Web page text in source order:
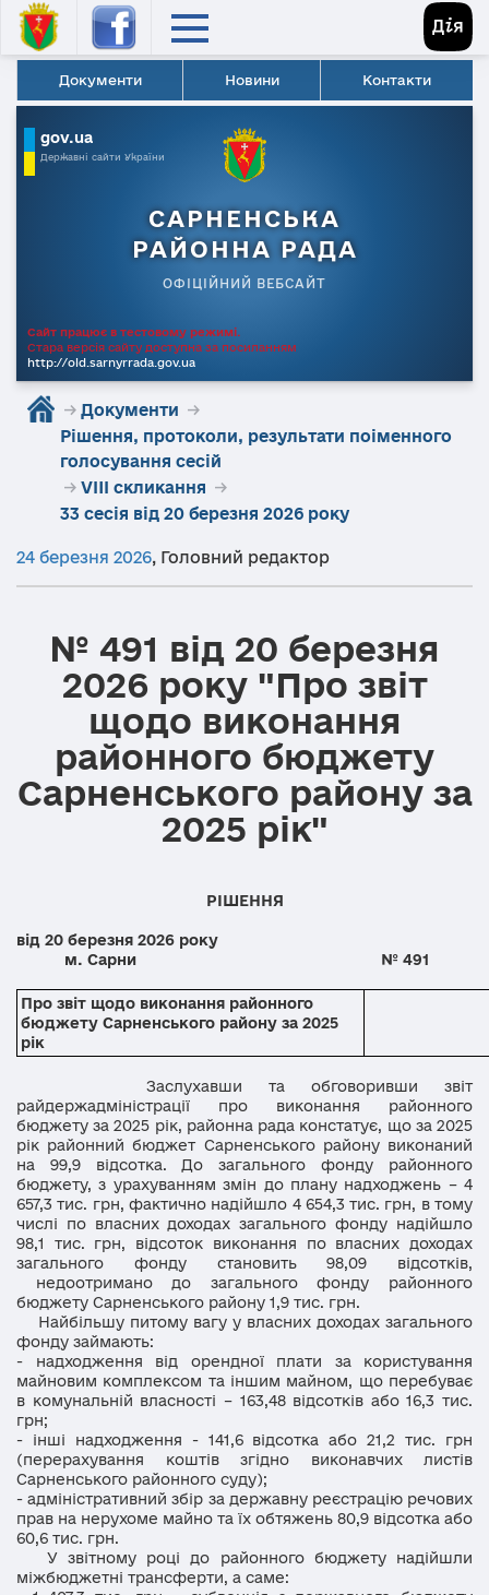
Документи Новини Контакти
gov.ua
Державні сайти України
САРНЕНСЬКА
РАЙОННА РАДА
ОФІЦІЙНИЙ ВЕБСАЙТ
Сайт працює в тестовому режимі.
Стара версія сайту доступна за посиланням
http://old.sarnyrrada.gov.ua
→ Документи →
Рішення, протоколи, результати поіменного
голосування сесій
→ VIII скликання →
33 сесія від 20 березня 2026 року
24 березня 2026, Головний редактор
№ 491 від 20 березня
2026 року "Про звіт
щодо виконання
районного бюджету
Сарненського району за
2025 рік"
РІШЕННЯ
від 20 березня 2026 року
м. Сарни № 491
Про звіт щодо виконання районного
бюджету Сарненського району за 2025
рік
Заслухавши та обговоривши звіт
райдержадміністрації про виконання районного
бюджету за 2025 рік, районна рада констатує, що за 2025
рік районний бюджет Сарненського району виконаний
на 99,9 відсотка. До загального фонду районного
бюджету, з урахуванням змін до плану надходжень – 4
657,3 тис. грн, фактично надійшло 4 654,3 тис. грн, в тому
числі по власних доходах загального фонду надійшло
98,1 тис. грн, відсоток виконання по власних доходах
загального фонду становить 98,09 відсотків,
недоотримано до загального фонду районного
бюджету Сарненського району 1,9 тис. грн.
Найбільшу питому вагу у власних доходах загального
фонду займають:
- надходження від орендної плати за користування
майновим комплексом та іншим майном, що перебуває
в комунальній власності – 163,48 відсотків або 16,3 тис.
грн;
- інші надходження - 141,6 відсотка або 21,2 тис. грн
(перерахування коштів згідно виконавчих листів
Сарненського районного суду);
- адміністративний збір за державну реєстрацію речових
прав на нерухоме майно та їх обтяжень 80,9 відсотка або
60,6 тис. грн.
У звітному році до районного бюджету надійшли
міжбюджетні трансферти, а саме: